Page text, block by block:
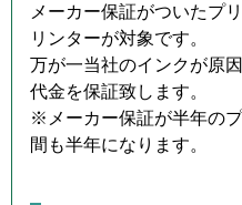
メーカー保証がついたプ
リンターが対象です。
万が一当社のインクが原
代金を保証致します。
※メーカー保証が半年の
間も半年になります。